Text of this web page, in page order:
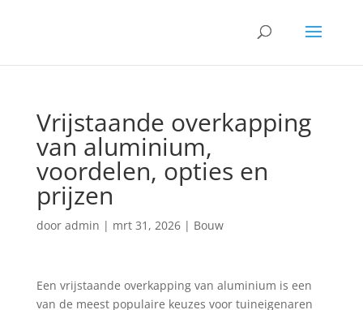
Vrijstaande overkapping
van aluminium,
voordelen, opties en
prijzen
door admin | mrt 31, 2026| Bouw
Een vrijstaande overkapping van aluminium is een
van de meest populaire keuzes voor tuineigenaren